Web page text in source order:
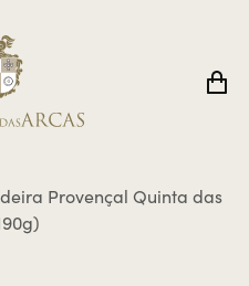
Provençal Quinta das